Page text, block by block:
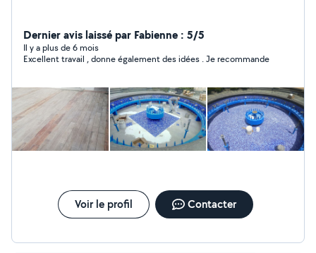
Dernier avis laissé par Fabienne : 5/5
Il y a plus de 6 mois
Excellent travail , donne également des idées . Je recommande
Voir le profil Contacter